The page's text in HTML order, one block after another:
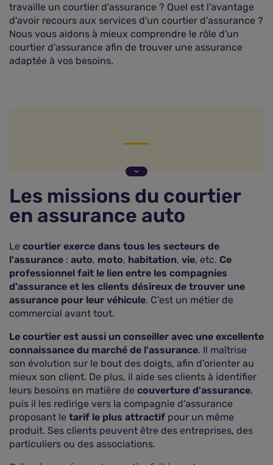
travaille un courtier d'assurance ? Quel est l'avantage
d'avoir recours aux services d'un courtier d'assurance ?
Nous vous aidons à mieux comprendre le rôle d'un
courtier d'assurance afin de trouver une assurance
adaptée à vos besoins.
Courtier en assurance auto : avantages et
inconvénients
Combien coûte un courtier en assurance auto ?
Comment bien choisir son courtier en assurance
auto ?
Questions fréquentes sur le courtage en
assurance
Les missions du courtier
en assurance auto
Le courtier exerce dans tous les secteurs de
l'assurance : auto, moto, habitation, vie, etc. Ce
professionnel fait le lien entre les compagnies
d'assurance et les clients désireux de trouver une
assurance pour leur véhicule. C'est un métier de
commercial avant tout.
Le courtier est aussi un conseiller avec une excellente
connaissance du marché de l'assurance. Il maîtrise
son évolution sur le bout des doigts, afin d'orienter au
mieux son client. De plus, il aide ses clients à identifier
leurs besoins en matière de couverture d'assurance,
puis il les redirige vers la compagnie d'assurance
proposant le tarif le plus attractif pour un même
produit. Ses clients peuvent être des entreprises, des
particuliers ou des associations.